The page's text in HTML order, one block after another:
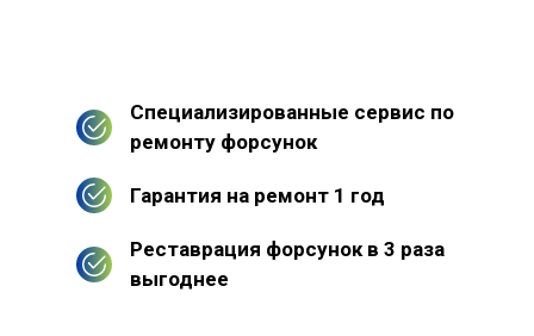
Специализированные сервис по
ремонту форсунок
Гарантия на ремонт 1 год
Реставрация форсунок в 3 раза
выгоднее